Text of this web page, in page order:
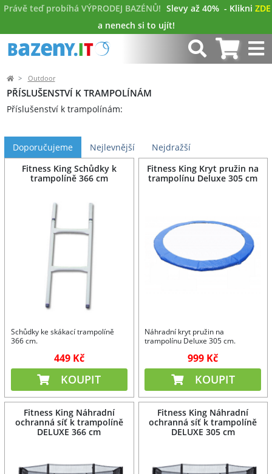
Právě teď probíhá VÝPRODEJ BAZÉNŮ! Slevy až 40% - Klikni ZDE
a nenech si to ujít!
Outdoor
PŘÍSLUŠENSTVÍ K TRAMPOLÍNÁM
Příslušenství k trampolínám:
Doporučujeme Nejlevnější
Nejdražší
Fitness King Schůdky k
trampolíně 366 cm
Schůdky ke skákací trampolíně
366 cm.
449 Kč
KOUPIT
Fitness King Kryt pružin na
trampolínu Deluxe 305 cm
Náhradní kryt pružin na
trampolínu Deluxe 305 cm.
999 Kč
KOUPIT
Fitness King Náhradní
ochranná síť k trampolíně
DELUXE 366 cm
Fitness King Náhradní
ochranná síť k trampolíně
DELUXE 305 cm